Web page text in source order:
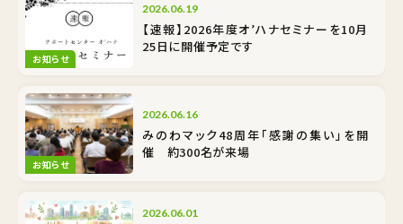
お知らせ
2026.06.19
【速報】2026年度オ’ハナセミナーを10月
25日に開催予定です
お知らせ
2026.06.16
みのわマック48周年「感謝の集い」を開
催 約300名が来場
2026.06.01